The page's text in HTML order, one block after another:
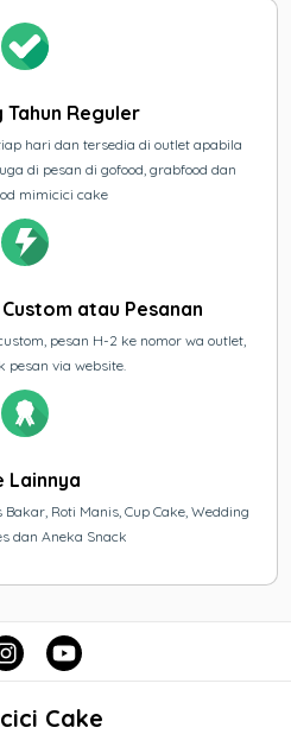
Tahun Reguler
hari dan tersedia di outlet apabila
di pesan di gofood, grabfood dan
mimicici cake
atau Pesanan
pesan H-2 ke nomor wa outlet,
pesan via website.
Lainnya
Roti Manis, Cup Cake, Wedding
dan Aneka Snack
Cake